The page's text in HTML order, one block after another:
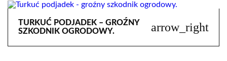
TURKUĆ PODJADEK – GROŹNY
SZKODNIK OGRODOWY.
arrow_right